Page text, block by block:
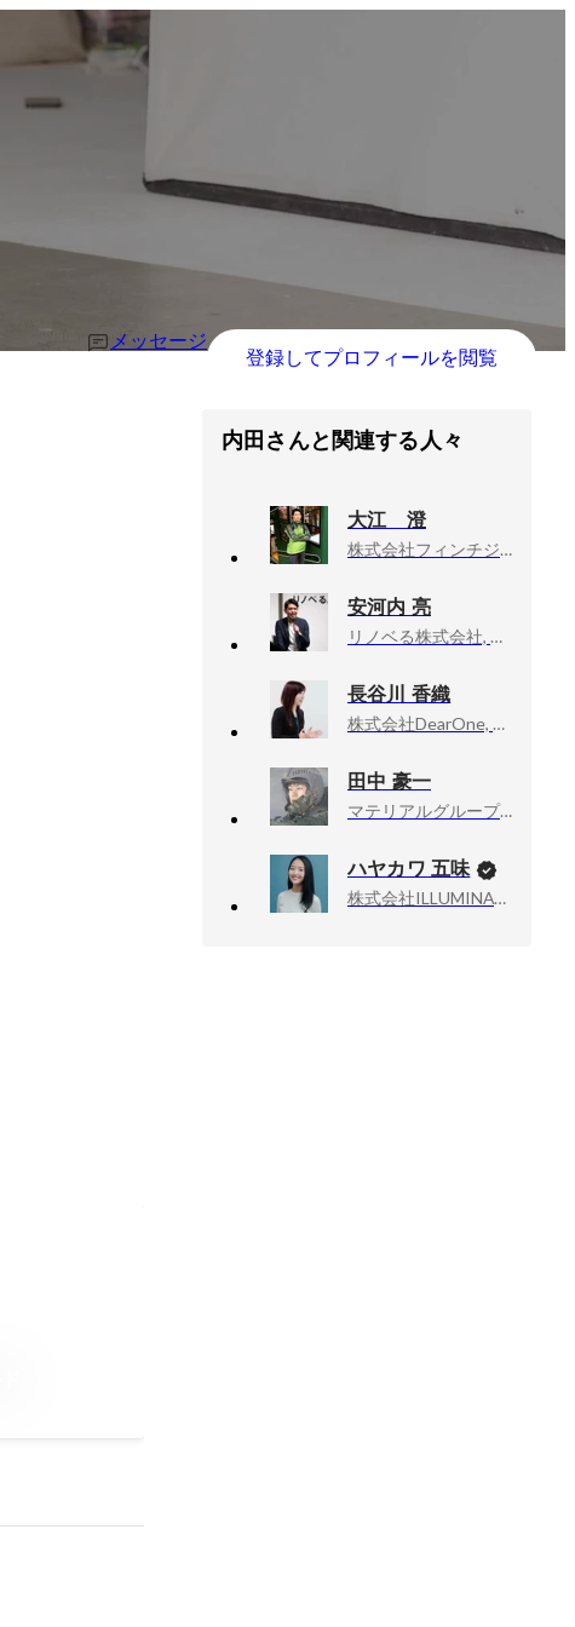
メッセージ
登録してプロフィールを閲覧
内田さんと関連する人々
大江 澄
株式会社フィンチジャパン, 事業開発部 執行役員兼事業部長
安河内 亮
リノベる株式会社, 執行役員 ピープル＆カルチャー本部長
長谷川 香織
株式会社DearOne, 経営戦略部 人事企画ユニットマネージャー
田中 豪一
マテリアルグループ株式会社, 労務マネージャー
ハヤカワ 五味
株式会社ILLUMINATE, 代表取締役